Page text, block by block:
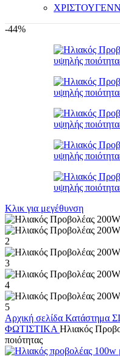
-44%
Κλικ για μεγέθυνση
Αρχική σελίδα Κατάστημα
ΦΩΤΙΣΤΙΚΑ Ηλιακός
ποιότητας